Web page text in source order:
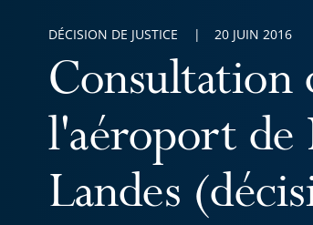
Consultation
l'aéroport de
Landes
DÉCISION DE JUSTICE 20 JUIN 2016